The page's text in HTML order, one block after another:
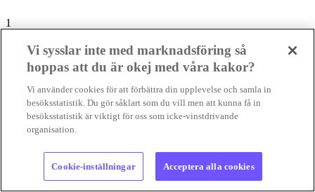
1
Dålig affär att ersätta utsläppsminskningar i EU
UTSLÄPPSHANDEL Det är inte fel när EU finansiera
klimatinsatser i andra delar av världen. Men om satsningarna
minskar omställningstrycket inom unionen...
02 aug 2026• Lästid:
Vi sysslar inte med marknadsföring så
hoppas att du är okej med våra kakor?
Vi använder cookies för att förbättra din upplevelse och samla in
besöksstatistik. Du gör såklart som du vill men att kunna få in
besöksstatistik är viktigt för oss som icke-vinstdrivande
organisation.
Cookie-inställningar Acceptera alla cookies